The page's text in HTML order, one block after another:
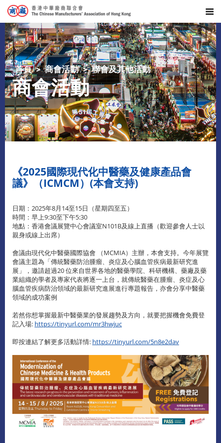
首頁 商會活動 聯會及其他活動
商會活動
《2025國際現代化中醫藥及健康產品會
議》（ICMCM）(本會支持)
日期：2025年8月14至15日（星期四至五）
時間：早上9:30至下午5:30
地點：香港會議展覽中心會議室N101B及線上直播（歡迎參會人士以
親身或線上出席）
會議由現代化中醫藥國際協會 （MCMIA）主辦，本會支持。今年展覽
會議主題為「傳統醫藥防治腫瘤、炎症及心腦血管疾病最新研究進
展」，邀請超過20 位來自世界各地的醫藥學院、科研機構、藥廠及藥
業組織的學者及專家代表將逐一上台，就傳統醫藥在腫瘤、炎症及心
腦血管疾病防治領域的最新研究進展進行專題報告，亦會分享中醫藥
領域的成功案例
若然你想掌握最新中醫藥業的發展趨勢及方向，就要把握機會免費登
記入場: https://tinyurl.com/mr3hwjuc
即按連結了解更多活動詳情: https://tinyurl.com/5n8e2dav